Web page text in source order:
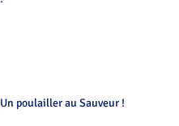
Un poulailler au Sauveur !